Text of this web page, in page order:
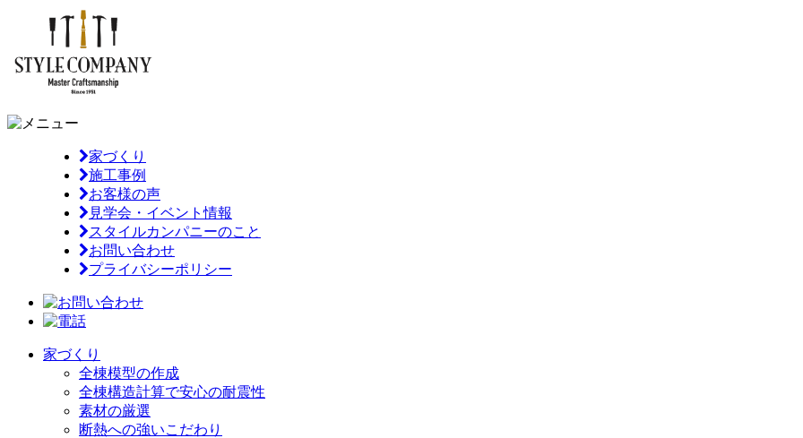
家づくり
施工事例
お客様の声
見学会・イベント情報
スタイルカンパニーのこと
お問い合わせ
プライバシーポリシー
家づくり
全棟模型の作成
全棟構造計算で安心の耐震性
素材の厳選
断熱への強いこだわり